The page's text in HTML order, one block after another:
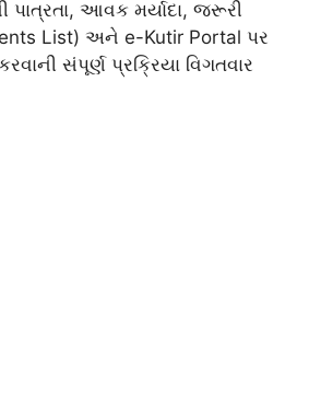
પાત્રતા, આવક મર્યાદા, જરૂરી
List) અને e-Kutir Portal પર
સંપૂર્ણ પ્રક્રિયા વિગતવાર